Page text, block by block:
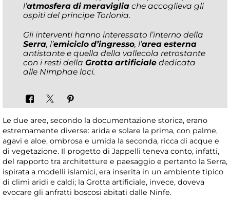
l’atmosfera di meraviglia che accoglieva gli
ospiti del principe Torlonia.
Gli interventi hanno interessato l’interno della
Serra, l’emiciclo d’ingresso, l’area esterna
antistante e quella della vallecola retrostante
con i resti della Grotta artificiale dedicata
alle Nimphae loci.
Le due aree, secondo la documentazione storica, erano
estremamente diverse: arida e solare la prima, con palme,
agavi e aloe, ombrosa e umida la seconda, ricca di acque e
di vegetazione. Il progetto di Jappelli teneva conto, infatti,
del rapporto tra architetture e paesaggio e pertanto la Serra,
ispirata a modelli islamici, era inserita in un ambiente tipico
di climi aridi e caldi; la Grotta artificiale, invece, doveva
evocare gli anfratti boscosi abitati dalle Ninfe.